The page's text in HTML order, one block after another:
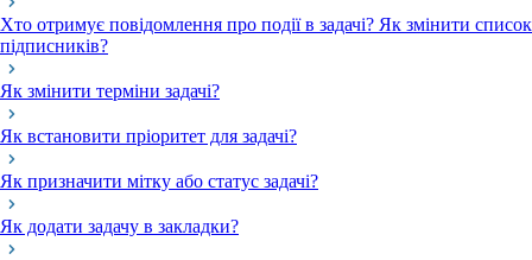
Хто отримує повідомлення про події в задачі? Як змінити список
підписників?
Як змінити терміни задачі?
Як встановити пріоритет для задачі?
Як призначити мітку або статус задачі?
Як додати задачу в закладки?